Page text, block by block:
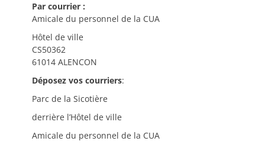
Par courrier :
Amicale du personnel de la CUA
Hôtel de ville
CS50362
61014 ALENCON
Déposez vos courriers:
Parc de la Sicotière
derrière l’Hôtel de ville
Amicale du personnel de la CUA